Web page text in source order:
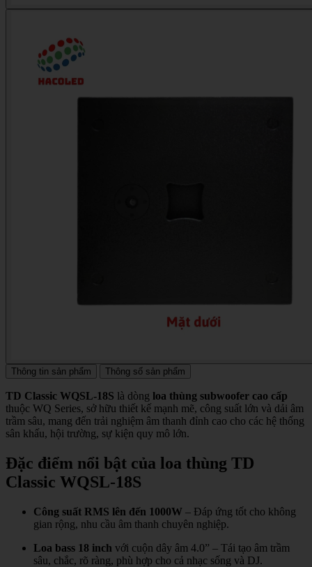
Thông tin sản phẩm Thông số sản phẩm
TD Classic WQSL-18S là dòng loa thùng subwoofer cao cấp
thuộc WQ Series, sở hữu thiết kế mạnh mẽ, công suất lớn và dải âm
trầm sâu, mang đến trải nghiệm âm thanh đỉnh cao cho các hệ thống
sân khấu, hội trường, sự kiện quy mô lớn.
Đặc điểm nổi bật của loa thùng TD
Classic WQSL-18S
Công suất RMS lên đến 1000W – Đáp ứng tốt cho không
gian rộng, nhu cầu âm thanh chuyên nghiệp.
Loa bass 18 inch với cuộn dây âm 4.0” – Tái tạo âm trầm
sâu, chắc, rõ ràng, phù hợp cho cả nhạc sống và DJ.